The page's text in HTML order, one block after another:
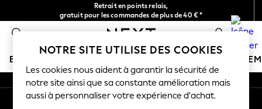
Retrait en points relais,
gratuit pour les commandes de plus de 40 € *
Livraison en 2-3 jours ouvrés*
BOUTIQUE VACANCES
HOLIDAY SHOP
Women's Holiday Shop
An error occurred on client
Nos réseaux sociaux
Mon compte
NOTRE SITE UTILISE DES COOKIES
Les cookies nous aident à garantir la sécurité de
notre site ainsi que sa constante amélioration mais
aussi à personnaliser votre expérience d'achat.